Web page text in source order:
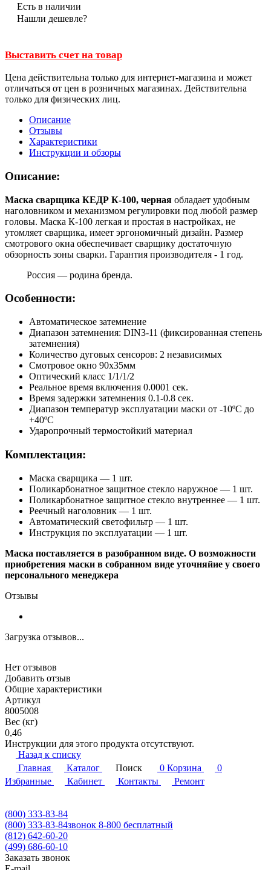
Есть в наличии
Нашли дешевле?
Выставить счет на товар
Цена действительна только для интернет-магазина и может
отличаться от цен в розничных магазинах. Действительна
только для физических лиц.
Описание
Отзывы
Характеристики
Инструкции и обзоры
Описание:
Маска сварщика КЕДР К-100, черная обладает удобным
наголовником и механизмом регулировки под любой размер
головы. Маска К-100 легкая и простая в настройках, не
утомляет сварщика, имеет эргономичный дизайн. Размер
смотрового окна обеспечивает сварщику достаточную
обзорность зоны сварки. Гарантия производителя - 1 год.
Россия — родина бренда.
Особенности:
Автоматическое затемнение
Диапазон затемнения: DIN3-11 (фиксированная степень
затемнения)
Количество дуговых сенсоров: 2 независимых
Смотровое окно 90х35мм
Оптический класс 1/1/1/2
Реальное время включения 0.0001 сек.
Время задержки затемнения 0.1-0.8 сек.
Диапазон температур эксплуатации маски от -10ºС до
+40ºС
Ударопрочный термостойкий материал
Комплектация:
Маска сварщика — 1 шт.
Поликарбонатное защитное стекло наружное — 1 шт.
Поликарбонатное защитное стекло внутреннее — 1 шт.
Реечный наголовник — 1 шт.
Автоматический светофильтр — 1 шт.
Инструкция по эксплуатации — 1 шт.
Маска поставляется в разобранном виде. О возможности
приобретения маски в собранном виде уточняйие у своего
персонального менеджера
Отзывы
Загрузка отзывов...
Нет отзывов
Добавить отзыв
Общие характеристики
Артикул
8005008
Вес (кг)
0,46
Инструкции для этого продукта отсутствуют.
Назад к списку
Главная
Каталог Поиск 0 Корзина
0
Избранные
Кабинет Контакты Ремонт
(800) 333-83-84
(800) 333-83-84звонок 8-800 бесплатный
(812) 642-60-20
(499) 686-60-10
Заказать звонок